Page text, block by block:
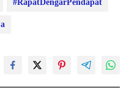
#RapatDengarPendapat